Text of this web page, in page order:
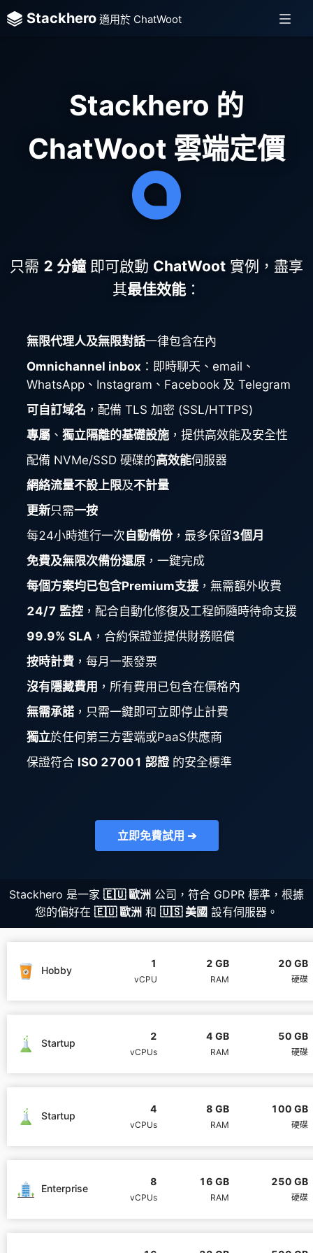
Stackhero 適用於 ChatWoot
ClickHouse
Code-Hero
Directus
Docker
Elasticsearch
GitLab
GitLab Runner
Grafana
Graylog
InfluxDB
Kubernetes Control Plane
Kubernetes Node
MariaDB
Matomo
Meilisearch
Memcached
Mercure-Hub
Stackhero 的
ChatWoot 雲端定價
只需 2 分鐘即可啟動 ChatWoot 實例，盡享
其最佳效能：
無限代理人及無限對話一律包含在內
Omnichannel inbox ：即時聊天、email、
WhatsApp、Instagram、Facebook 及 Telegram
可自訂域名 ，配備 TLS 加密 (SSL/HTTPS)
專屬 、 獨立隔離的基礎設施 ，提供高效能及安全性
配備 NVMe/SSD 硬碟的高效能伺服器
網絡流量不設上限及不計量
更新只需一按
每24小時進行一次 自動備份，最多保留3個月
免費及無限次備份還原 ，一鍵完成
每個方案均已包含Premium支援 ，無需額外收費
24/7 監控 ，配合自動化修復及工程師隨時待命支援
99.9% SLA ，合約保證並提供財務賠償
按時計費 ，每月一張發票
沒有隱藏費用 ，所有費用已包含在價格內
無需承諾 ，只需一鍵即可立即停止計費
獨立於任何第三方雲端或PaaS供應商
保證符合 ISO 27001 認證的安全標準
立即免費試用 ➔
Stackhero 是一家 🇪🇺 歐洲 公司，符合 GDPR 標準，根據
您的偏好在 🇪🇺 歐洲 和 🇺🇸 美國 設有伺服器。
Hobby
1
vCPU
2 GB
RAM
20 GB
硬碟
Startup
2
vCPUs
4 GB
RAM
50 GB
硬碟
Startup
4
vCPUs
8 GB
RAM
100 GB
硬碟
Enterprise
8
vCPUs
16 GB
RAM
250 GB
硬碟